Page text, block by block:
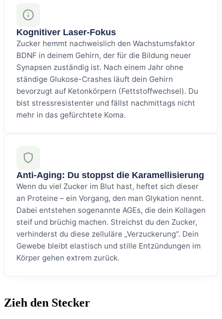
Kognitiver Laser-Fokus
Zucker hemmt nachweislich den Wachstumsfaktor
BDNF in deinem Gehirn, der für die Bildung neuer
Synapsen zuständig ist. Nach einem Jahr ohne
ständige Glukose-Crashes läuft dein Gehirn
bevorzugt auf Ketonkörpern (Fettstoffwechsel). Du
bist stressresistenter und fällst nachmittags nicht
mehr in das gefürchtete Koma.
Anti-Aging: Du stoppst die Karamellisierung
Wenn du viel Zucker im Blut hast, heftet sich dieser
an Proteine – ein Vorgang, den man Glykation nennt.
Dabei entstehen sogenannte AGEs, die dein Kollagen
steif und brüchig machen. Streichst du den Zucker,
verhinderst du diese zelluläre „Verzuckerung“. Dein
Gewebe bleibt elastisch und stille Entzündungen im
Körper gehen extrem zurück.
Zieh den Stecker